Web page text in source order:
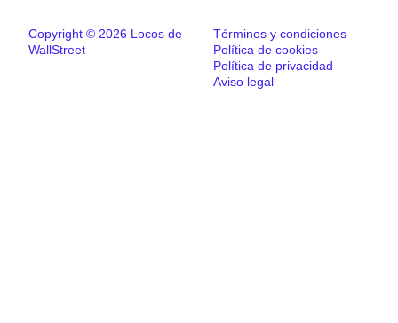
Copyright © 2026 Locos de
WallStreet
Términos y condiciones
Política de cookies
Política de privacidad
Aviso legal